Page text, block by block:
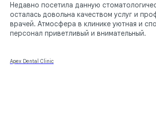
Недавно посетила данную
осталась довольна качеством услуг и
врачей. Атмосфера в клинике уютная и
персонал приветливый и внимательный.
Apex Dental Clinic